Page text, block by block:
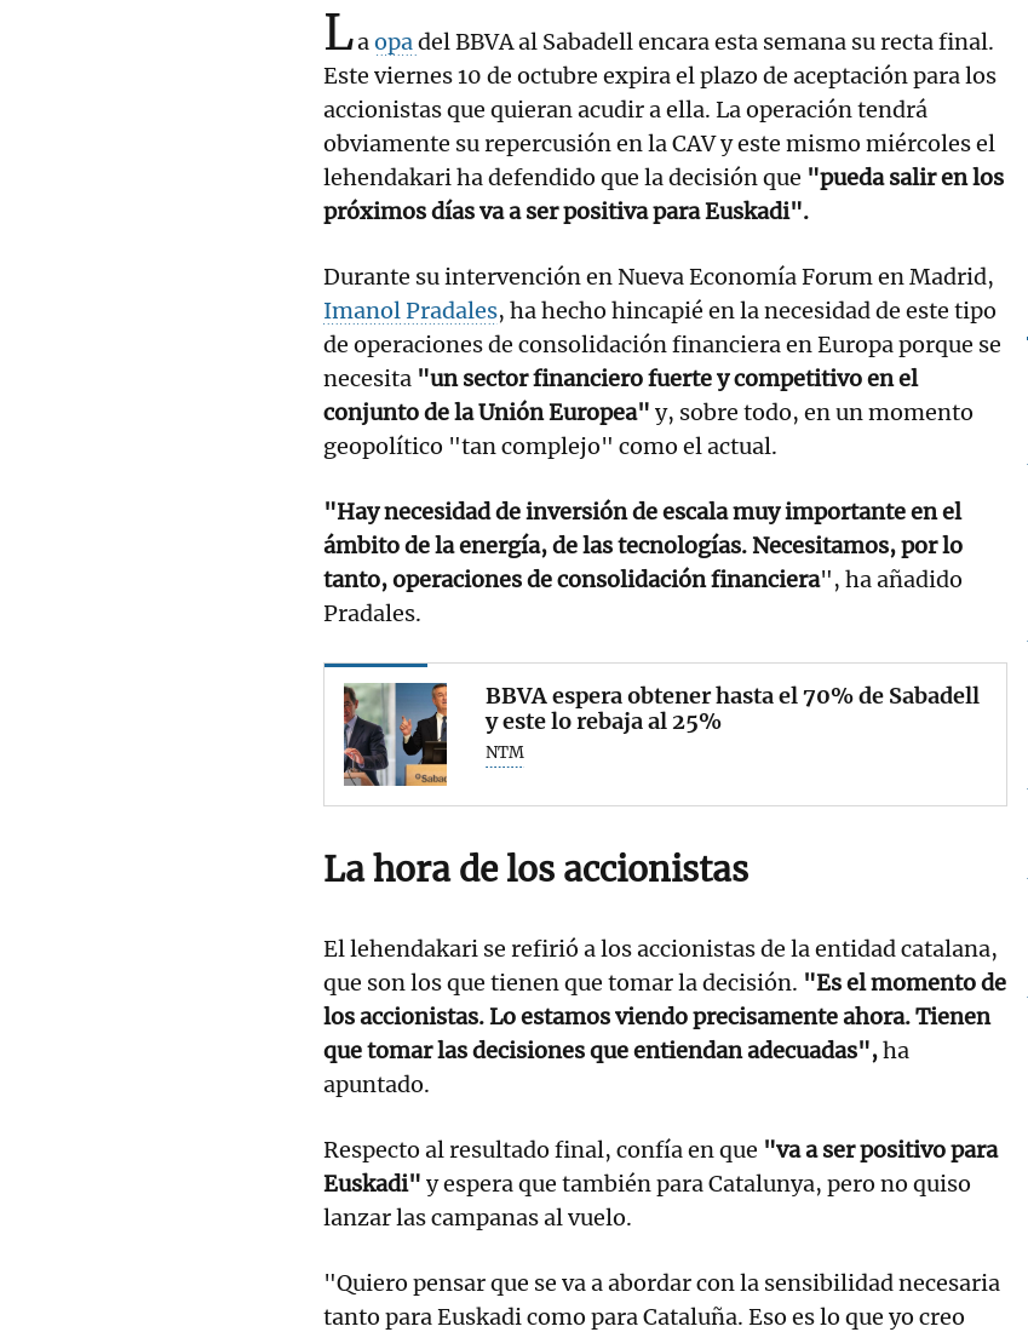
Laopadel BBVA al Sabadell encara esta semana su recta final.
Este viernes 10 de octubre expira el plazo de aceptación para los
accionistas que quieran acudir a ella. La operación tendrá
obviamente su repercusión en la CAV y este mismo miércoles el
lehendakari ha defendido que la decisión que "pueda salir en los
próximos días va a ser positiva para Euskadi".
Durante su intervención en Nueva Economía Forum en Madrid,
Imanol Pradales, ha hecho hincapié en la necesidad de este tipo
de operaciones de consolidación financiera en Europa porque se
necesita "un sector financiero fuerte y competitivo en el
conjunto de la Unión Europea" y, sobre todo, en un momento
geopolítico "tan complejo" como el actual.
"Hay necesidad de inversión de escala muy importante en el
ámbito de la energía, de las tecnologías. Necesitamos, por lo
tanto, operaciones de consolidación financiera", ha añadido
Pradales.
BBVA espera obtener hasta el 70% de Sabadell
y este lo rebaja al 25%
NTM
La hora de los accionistas
El lehendakari se refirió a los accionistas de la entidad catalana,
que son los que tienen que tomar la decisión. "Es el momento de
los accionistas. Lo estamos viendo precisamente ahora. Tienen
que tomar las decisiones que entiendan adecuadas",ha
apuntado.
Respecto al resultado final, confía en que "va a ser positivo para
Euskadi" y espera que también para Catalunya, pero no quiso
lanzar las campanas al vuelo.
"Quiero pensar que se va a abordar con la sensibilidad necesaria
tanto para Euskadi como para Cataluña. Eso es lo que yo creo